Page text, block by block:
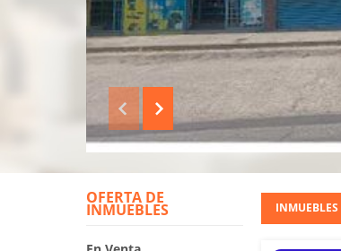
OFERTA DE
INMUEBLES INMUEBLES